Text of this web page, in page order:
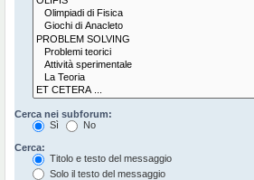
Cerca nei subforum:
Sì
No
Cerca:
Titolo e testo del messaggio
Solo il testo del messaggio